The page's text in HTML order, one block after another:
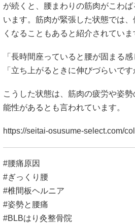
が続くと、腰まわりの筋肉がこわ
います。筋肉が緊張した状態では
くなることもあると紹介されていま
「長時間座っていると腰が固まる感
「立ち上がるときに伸びづらいです
こうした状態は、筋肉の疲労や姿
能性があるとも言われています。
https://seitai-osusume-select.com/
#腰痛原因
#ぎっくり腰
#椎間板ヘルニア
#姿勢と腰痛
#BLBはり灸整骨院